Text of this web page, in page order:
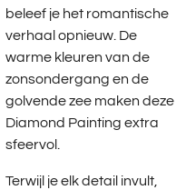
beleef je het romantische
verhaal opnieuw. De
warme kleuren van de
zonsondergang en de
golvende zee maken deze
Diamond Painting extra
sfeervol.
Terwijl je elk detail invult,